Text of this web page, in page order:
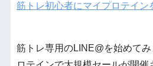
筋トレ初心者にマイプロテイン
筋トレ専用のLINE@を始めて